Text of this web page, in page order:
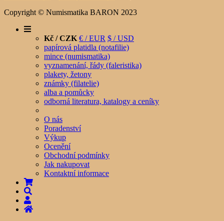
Copyright © Numismatika BARON 2023
Kč / CZK € / EUR $ / USD
papírová platidla (notafilie)
mince (numismatika)
vyznamenání, řády (faleristika)
plakety, žetony
známky (filatelie)
alba a pomůcky
odborná literatura, katalogy a ceníky
O nás
Poradenství
Výkup
Ocenění
Obchodní podmínky
Jak nakupovat
Kontaktní informace